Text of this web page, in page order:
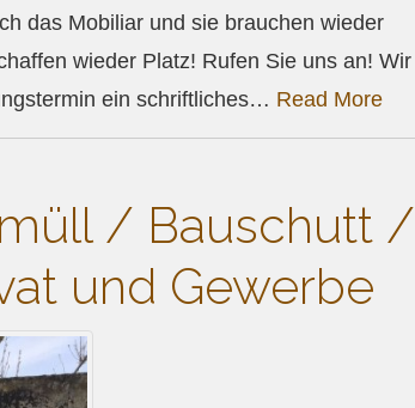
das Mobiliar und sie brauchen wieder
wieder Platz! Rufen Sie uns an! Wir
ein schriftliches… Read More
/ Bauschutt /
und Gewerbe